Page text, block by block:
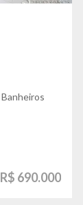
Banheiros
R$ 690.000